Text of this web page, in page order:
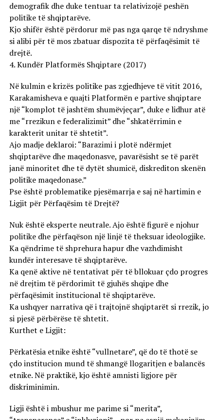
demografik dhe duke tentuar ta relativizojë peshën
politike të shqiptarëve.
Kjo shifër është përdorur më pas nga qarqe të ndryshme
si alibi për të mos zbatuar dispozita të përfaqësimit të
drejtë.
4. Kundër Platformës Shqiptare (2017)
Në kulmin e krizës politike pas zgjedhjeve të vitit 2016,
Karakamisheva e quajti Platformën e partive shqiptare
një “komplot të jashtëm shumëvjeçar”, duke e lidhur atë
me “rrezikun e federalizimit” dhe “shkatërrimin e
karakterit unitar të shtetit”.
Ajo madje deklaroi: “Barazimi i plotë ndërmjet
shqiptarëve dhe maqedonasve, pavarësisht se të parët
janë minoritet dhe të dytët shumicë, diskrediton skenën
politike maqedonase.”
Pse është problematike pjesëmarrja e saj në hartimin e
Ligjit për Përfaqësim të Drejtë?
Nuk është eksperte neutrale. Ajo është figurë e njohur
politike dhe përfaqëson një linjë të theksuar ideologjike.
Ka qëndrime të shprehura hapur dhe vazhdimisht
kundër interesave të shqiptarëve.
Ka qenë aktive në tentativat për të bllokuar çdo progres
në drejtim të përdorimit të gjuhës shqipe dhe
përfaqësimit institucional të shqiptarëve.
Ka ushqyer narrativa që i trajtojnë shqiptarët si rrezik, jo
si pjesë përbërëse të shtetit.
Kurthet e Ligjit:
Përkatësia etnike është “vullnetare”, që do të thotë se
çdo institucion mund të shmangë llogaritjen e balancës
etnike. Në praktikë, kjo është amnisti ligjore për
diskriminimin.
Ligji është i mbushur me parime si “merita”,